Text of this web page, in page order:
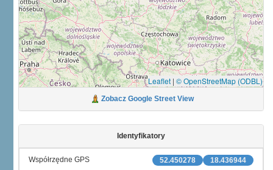
Leaflet | © OpenStreetMap (ODBL)
Zobacz Google Street View
Identyfikatory
18.436944
52.450278
Współrzędne GPS